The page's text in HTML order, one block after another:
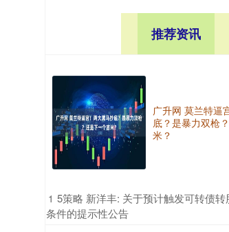
推荐资讯
广升网 莫兰特逼
底？是暴力双枪
米？
1 ​5策略 新洋丰: 关于预计触发可转债
条件的提示性公告